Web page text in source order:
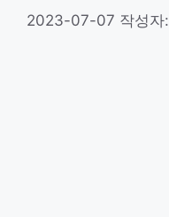
2023-07-07 작성자: